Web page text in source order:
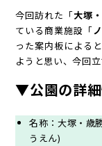
今回訪れた「大塚
ている商業施設「
った案内板による
ようと思い、今回立
▼公園の詳
名称：大塚・歳
うえん)